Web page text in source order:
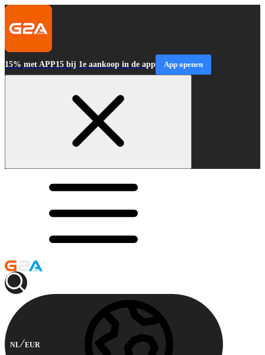
15% met APP15 bij 1e aankoop in de app App openen
NL EUR